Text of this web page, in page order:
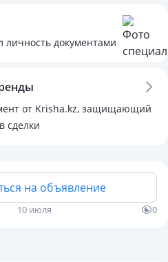
личность документами
от Krisha.kz, защищающий
сделки
на объявление
10 июля 0